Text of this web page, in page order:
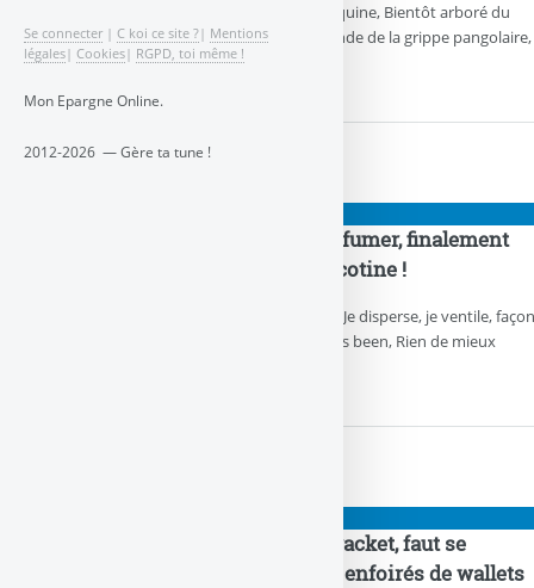
Notre Professeur Raoul, et son Clos Roquine, Bientôt arboré du
prix Nobel de médecine, A sauvé le monde de la grippe pangolaire,
Une bonne gorgée et tu es tiré d’affaire.
COVID : lâche la chloroquine, fumer, finalement
c’est bon à la santé avec la nicotine !
Tu ne connais pas le Professeur Raoul ? Je disperse, je ventile,
puzzle, Sauf que la chloroquine, c’est has been, Rien de mieux
#bitcoinmetoo Ces mails de racket, faut se
délester en BTC, dénonce ces enfoirés de wallets
Se connecter | C koi ce site ?| Mentions
légales| Cookies| RGPD, toi même !
Mon Epargne Online.
2012-2026 — Gère ta tune !